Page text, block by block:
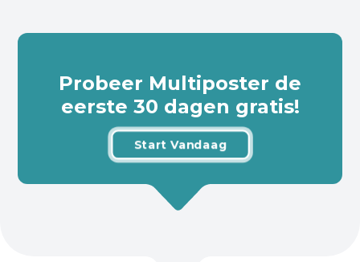
Probeer Multiposter de
eerste 30 dagen gratis!
Start Vandaag